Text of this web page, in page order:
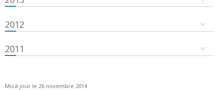
2012
2011
Mis à jour le 26 novembre 2014